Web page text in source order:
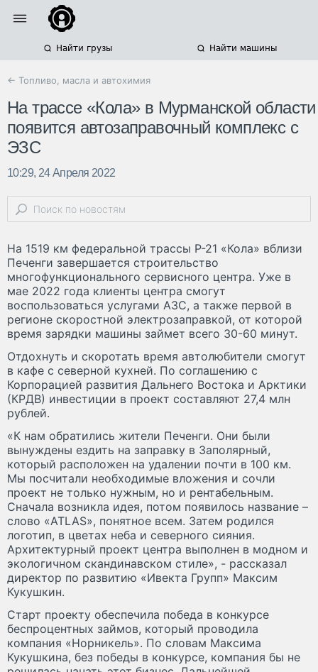
Найти грузы Найти машины
← Топливо, масла и автохимия
На трассе «Кола» в Мурманской области
появится автозаправочный комплекс с
ЭЗС
10:29, 24 Апреля 2022
На 1519 км федеральной трассы Р-21 «Кола» вблизи
Печенги завершается строительство
многофункционального сервисного центра. Уже в
мае 2022 года клиенты центра смогут
воспользоваться услугами АЗС, а также первой в
регионе скоростной электрозаправкой, от которой
время зарядки машины займет всего 30-60 минут.
Отдохнуть и скоротать время автолюбители смогут
в кафе с северной кухней. По соглашению с
Корпорацией развития Дальнего Востока и Арктики
(КРДВ) инвестиции в проект составляют 27,4 млн
рублей.
«К нам обратились жители Печенги. Они были
вынуждены ездить на заправку в Заполярный,
который расположен на удалении почти в 100 км.
Мы посчитали необходимые вложения и сочли
проект не только нужным, но и рентабельным.
Сначала возникла идея, потом появилось название –
слово «ATLAS», понятное всем. Затем родился
логотип, в цветах неба и северного сияния.
Архитектурный проект центра выполнен в модном и
экологичном скандинавском стиле», - рассказал
директор по развитию «Ивекта Групп» Максим
Кукушкин.
Старт проекту обеспечила победа в конкурсе
беспроцентных займов, который проводила
компания «Норникель». По словам Максима
Кукушкина, без победы в конкурсе, компания бы не